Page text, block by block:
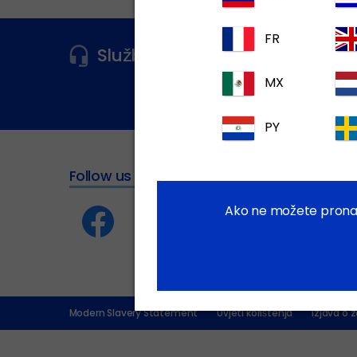
Služba za korisnike Za više
Follow us
Modern Slavery Statement Uvjeti korištenja Izjava o
FR
MX
PY
Ako ne možete